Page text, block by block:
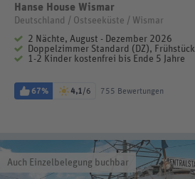
Hanse House Wismar
Deutschland / Ostseeküste / Wismar
2 Nächte, August - Dezember 2026
Doppelzimmer Standard (DZ), Frühstück
1-2 Kinder kostenfrei bis Ende 5 Jahre
67% 4,1/6 755 Bewertungen
Auch Einzelbelegung buchbar